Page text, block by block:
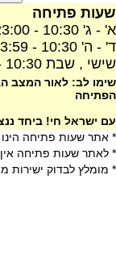
שעות פתיחה
א' - ג' 10:30 - 23:00
ד' - ה' 10:30 - 23:59
שישי , שבת 10:30 - 21:00
שימו לב: לאור המצב
הפתיחה
עם ישראל חי! ביחד
* אתר שעות פתיחה
* לאתר שעות פתיחה
* מומלץ לבדוק ישירות